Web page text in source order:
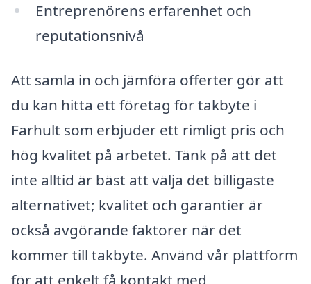
Entreprenörens erfarenhet och
reputationsnivå
Att samla in och jämföra offerter gör att
du kan hitta ett företag för takbyte i
Farhult som erbjuder ett rimligt pris och
hög kvalitet på arbetet. Tänk på att det
inte alltid är bäst att välja det billigaste
alternativet; kvalitet och garantier är
också avgörande faktorer när det
kommer till takbyte. Använd vår plattform
för att enkelt få kontakt med